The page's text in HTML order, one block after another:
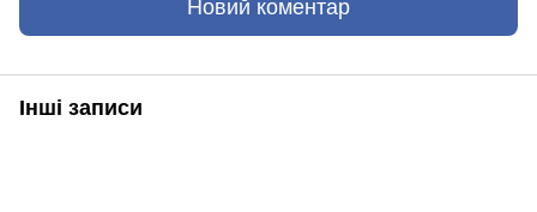
Новий коментар
Інші записи